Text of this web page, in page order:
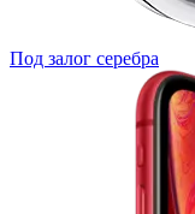
Под залог серебра